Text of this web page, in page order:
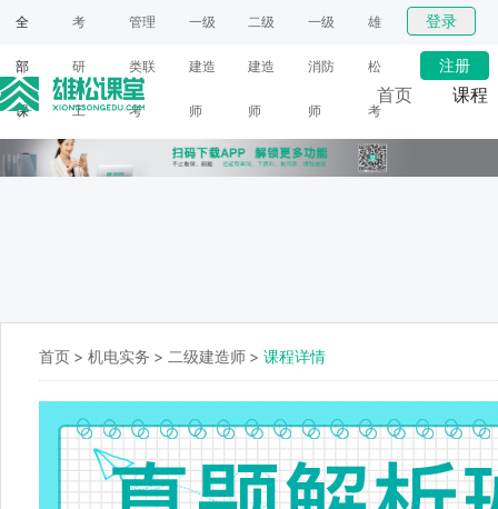
全
部
课
程
考
研
工
具
管理
类联
考
一级
建造
师
二级
建造
师
一级
消防
师
雄
松
考
研
登录
注册
首页 课程
首页 > 机电实务 > 二级建造师 > 课程详情